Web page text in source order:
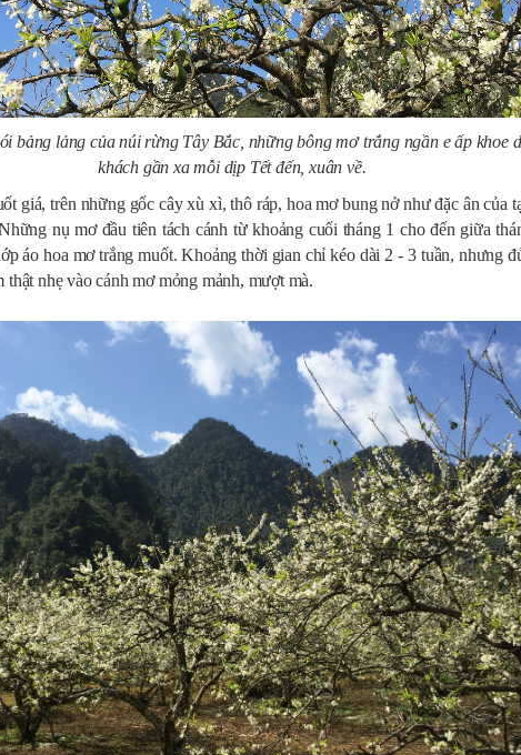
bảng lảng của núi rừng Tây Bắc, những bông mơ trắng ngần e ấp khoe
khách gần xa mỗi dịp Tết đến, xuân về.
giá, trên những gốc cây xù xì, thô ráp, hoa mơ bung nở như đặc ân của
nụ mơ đầu tiên tách cánh từ khoảng cuối tháng 1 cho đến giữa
áo hoa mơ trắng muốt. Khoảng thời gian chỉ kéo dài 2 - 3 tuần, nhưng
thật nhẹ vào cánh mơ mỏng mảnh, mượt mà.